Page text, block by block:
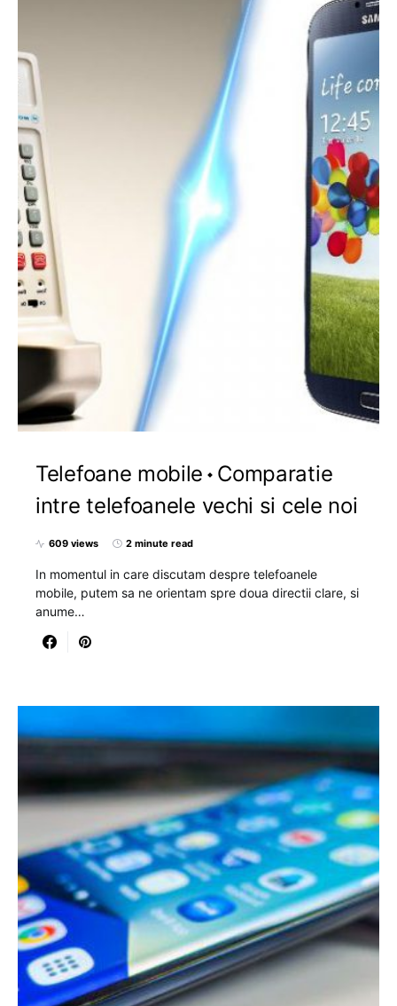
Telefoane mobile
Comparatie
intre telefoanele vechi si cele noi
609 views 2 minute read
In momentul in care discutam despre telefoanele
mobile, putem sa ne orientam spre doua directii clare, si
anume…